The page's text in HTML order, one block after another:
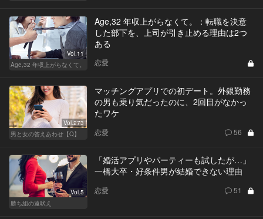
Vol.11
Age,32 年収上がらなくて。
Age,32 年収上がらなくて。：転職を決意
した部下を、上司が引き止める理由は2つ
ある
恋愛
Vol.273
男と女の答えあわせ【Q】
マッチングアプリでの初デート。外銀勤務
の男も乗り気だったのに、2回目がなかっ
たワケ
恋愛 56
Vol.5
勝ち組の遠吠え
「婚活アプリやパーティーも試したが…」
一橋大卒・好条件男が結婚できない理由
恋愛 51